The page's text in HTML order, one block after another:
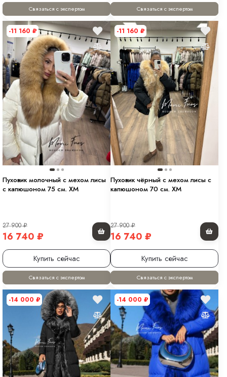
Связаться с экспертом Связаться с экспертом
-11 160 ₽
Пуховик молочный с мехом лисы
с капюшоном 75 см. XM
27 900₽
16 740 ₽
Купить сейчас
Связаться с экспертом
-11 160 ₽
Пуховик чёрный с мехом лисы с
капюшоном 70 см. XM
27 900₽
16 740 ₽
Купить сейчас
Связаться с экспертом
-14 000 ₽ -14 000 ₽